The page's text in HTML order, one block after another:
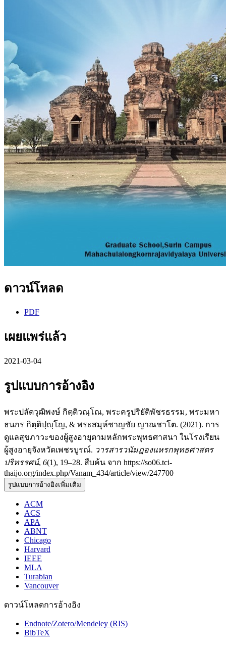
ดาวน์โหลด
PDF
เผยแพร่แล้ว
2021-03-04
รูปแบบการอ้างอิง
พระปลัดวุฒิพงษ์ กิตฺติวณฺโณ, พระครูปริยัติพัชรธรรม, พระมหา
ธนกร กิตฺติปฺญฺโญ, & พระสมุห์ชาญชัย ญาณชาโต. (2021). การ
ดูแลสุขภาวะของผู้สูงอายุตามหลักพระพุทธศาสนา ในโรงเรียน
ผู้สูงอายุจังหวัดเพชรบูรณ์. วารสารวนัมฎองแหรกพุทธศาสตร
ปริทรรศน์, 6(1), 19–28. สืบค้น จาก https://so06.tci-
thaijo.org/index.php/Vanam_434/article/view/247700
รูปแบบการอ้างอิงเพิ่มเติม
ACM
ACS
APA
ABNT
Chicago
Harvard
IEEE
MLA
Turabian
Vancouver
ดาวน์โหลดการอ้างอิง
Endnote/Zotero/Mendeley (RIS)
BibTeX